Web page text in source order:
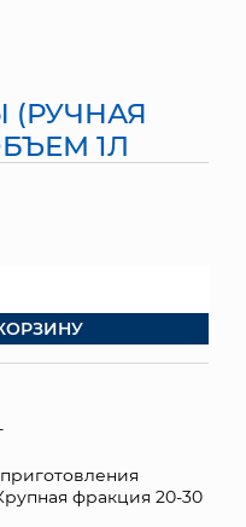
КАРТЫ
(РУЧНАЯ
1Л
фракция 20-30